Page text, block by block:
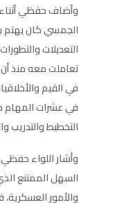
وأضاف حفظي
الجمسي كان يهتم
التعديلات
تعاملت معه منذ
في القيم
في عشرات
التخطيط والتدريب
وأشار اللواء
السهل الممتنع
والأمور